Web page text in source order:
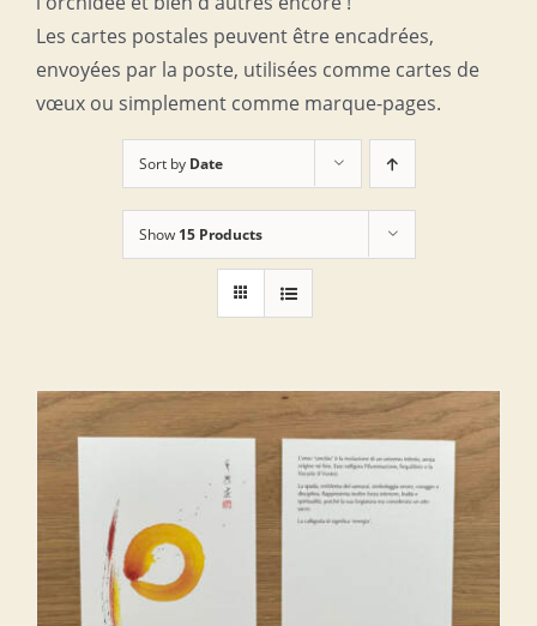
Les cartes postales peuvent être encadrées,
envoyées par la poste, utilisées comme cartes de
vœux ou simplement comme marque-pages.
Sort by Date
Show 15 Products